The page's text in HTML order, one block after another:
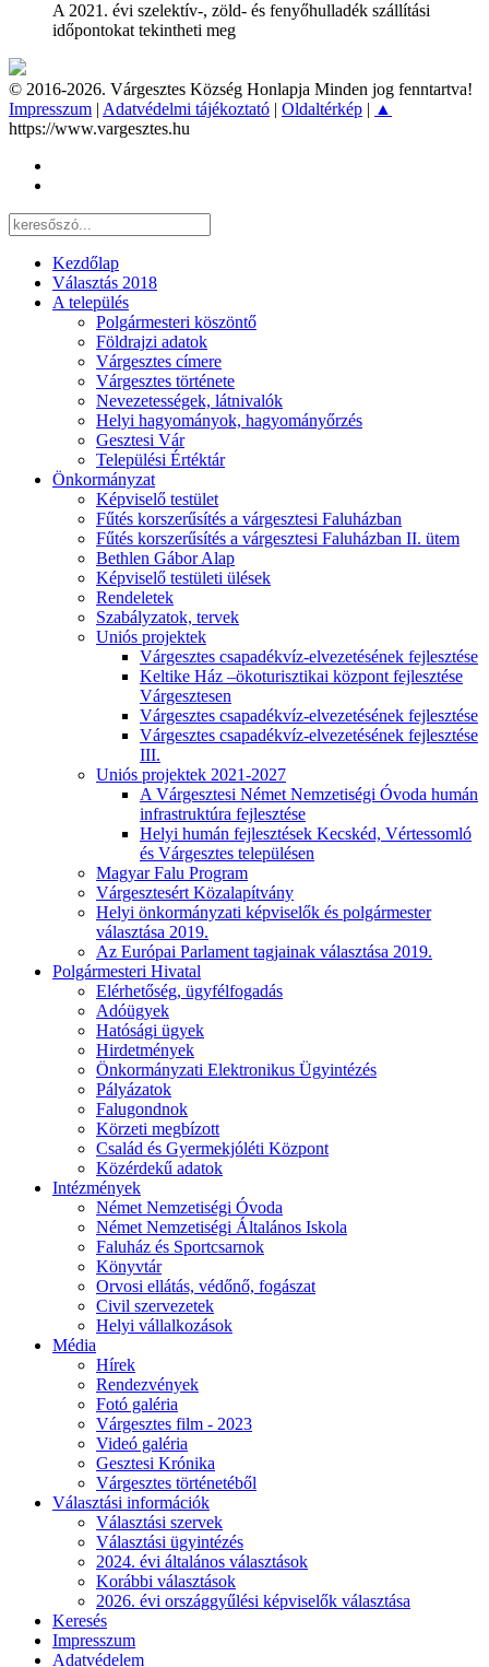
A 2021. évi szelektív-, zöld- és fenyőhulladék szállítási
időpontokat tekintheti meg
© 2016-2026. Várgesztes Község Honlapja Minden jog fenntartva!
Impresszum Adatvédelmi tájékoztató Oldaltérkép
▲
https://www.vargesztes.hu
Kezdőlap
Választás 2018
A település
Polgármesteri köszöntő
Földrajzi adatok
Várgesztes címere
Várgesztes története
Nevezetességek, látnivalók
Helyi hagyományok, hagyományőrzés
Gesztesi Vár
Települési Értéktár
Önkormányzat
Képviselő testület
Fűtés korszerűsítés a várgesztesi Faluházban
Fűtés korszerűsítés a várgesztesi Faluházban II. ütem
Bethlen Gábor Alap
Képviselő testületi ülések
Rendeletek
Szabályzatok, tervek
Uniós projektek
Várgesztes csapadékvíz-elvezetésének fejlesztése
Keltike Ház –ökoturisztikai központ fejlesztése
Várgesztesen
Várgesztes csapadékvíz-elvezetésének fejlesztése
Várgesztes csapadékvíz-elvezetésének fejlesztése
III.
Uniós projektek 2021-2027
A Várgesztesi Német Nemzetiségi Óvoda humán
infrastruktúra fejlesztése
Helyi humán fejlesztések Kecskéd, Vértessomló
és Várgesztes településen
Magyar Falu Program
Várgesztesért Közalapítvány
Helyi önkormányzati képviselők és polgármester
választása 2019.
Az Európai Parlament tagjainak választása 2019.
Polgármesteri Hivatal
Elérhetőség, ügyfélfogadás
Adóügyek
Hatósági ügyek
Hirdetmények
Önkormányzati Elektronikus Ügyintézés
Pályázatok
Falugondnok
Körzeti megbízott
Család és Gyermekjóléti Központ
Közérdekű adatok
Intézmények
Német Nemzetiségi Óvoda
Német Nemzetiségi Általános Iskola
Faluház és Sportcsarnok
Könyvtár
Orvosi ellátás, védőnő, fogászat
Civil szervezetek
Helyi vállalkozások
Média
Hírek
Rendezvények
Fotó galéria
Várgesztes film - 2023
Videó galéria
Gesztesi Krónika
Várgesztes történetéből
Választási információk
Választási szervek
Választási ügyintézés
2024. évi általános választások
Korábbi választások
2026. évi országgyűlési képviselők választása
Keresés
Impresszum
Adatvédelem